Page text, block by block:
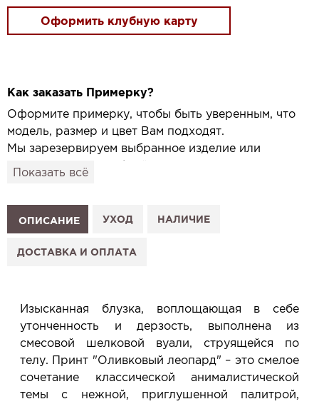
Оформить клубную карту
Как заказать Примерку?
Оформите примерку, чтобы быть уверенным, что
модель, размер и цвет Вам подходят.
Мы зарезервируем выбранное изделие или
привезём его в удобный для вас салон и
1. Выберите изделие на сайте.
2. Нажмите «Заказать примерку» и выберите салон.
3. Заполните форму и отправьте заявку.
Услуга бесплатная и ни к чему не обязывает: Вы
примеряете в салоне и уже на месте решаете,
покупать или нет.
Планируйте визит в удобное для Вас время -
резерв действует 5 дней.
Показать всё
ОПИСАНИЕ УХОД НАЛИЧИЕ
ДОСТАВКА И ОПЛАТА
Изысканная блузка, воплощающая в себе
утонченность и дерзость, выполнена из
смесовой шелковой вуали, струящейся по
телу. Принт "Оливковый леопард" – это смелое
сочетание классической анималистической
темы с нежной, приглушенной палитрой,